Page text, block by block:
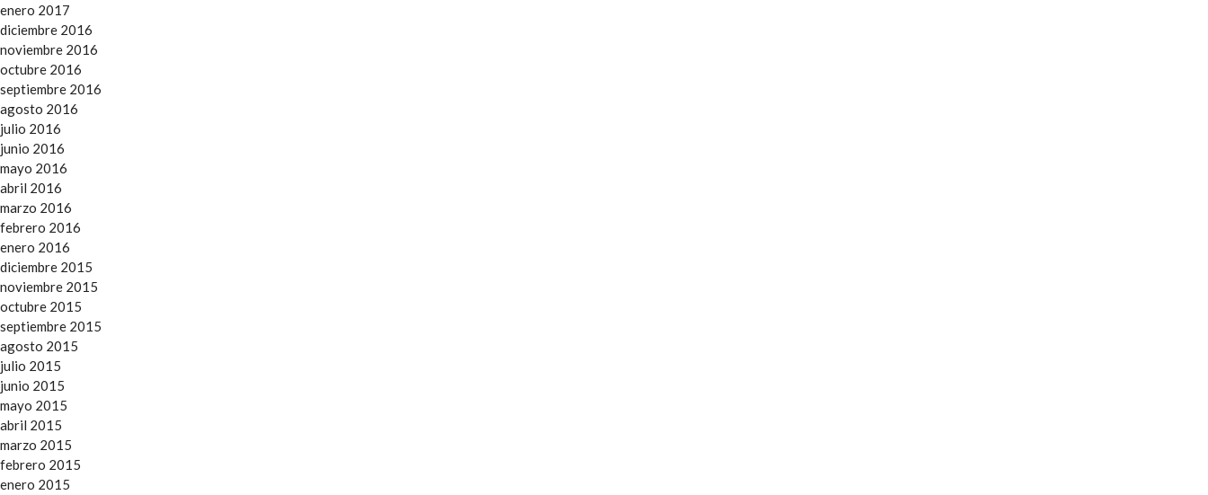
enero 2017
diciembre 2016
noviembre 2016
octubre 2016
septiembre 2016
agosto 2016
julio 2016
junio 2016
mayo 2016
abril 2016
marzo 2016
febrero 2016
enero 2016
diciembre 2015
noviembre 2015
octubre 2015
septiembre 2015
agosto 2015
julio 2015
junio 2015
mayo 2015
abril 2015
marzo 2015
febrero 2015
enero 2015